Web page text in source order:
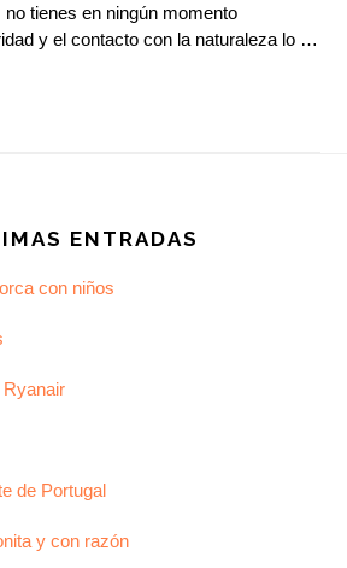
tienes en ningún momento
y el contacto con la naturaleza lo …
ENTRADAS
con niños
de Portugal
y con razón